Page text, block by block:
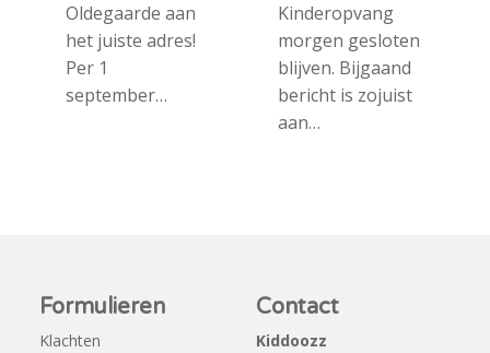
Oldegaarde aan
het juiste adres!
Per 1
september…
Kinderopvang
morgen gesloten
blijven. Bijgaand
bericht is zojuist
aan…
Formulieren
Klachten
Contact
Kiddoozz